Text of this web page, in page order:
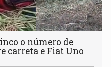
o número de
carreta e Fiat Uno